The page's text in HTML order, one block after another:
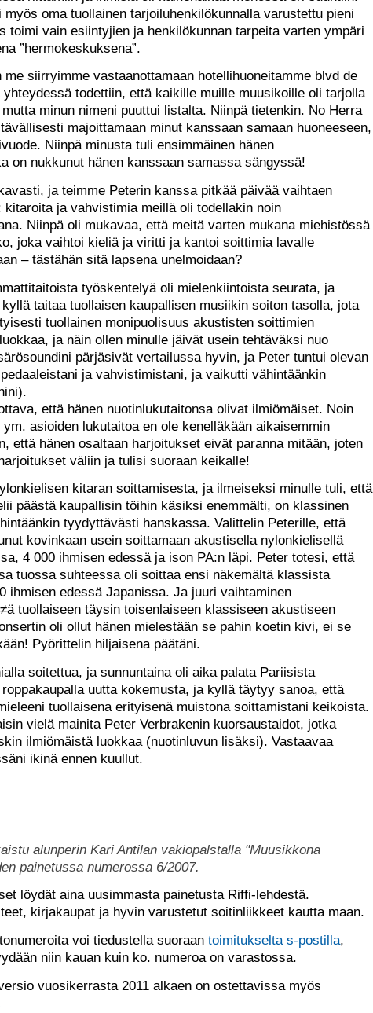
myös oma tuollainen tarjoiluhenkilökunnalla varustettu pieni
toimi vain esiintyjien ja henkilökunnan tarpeita varten ympäri
”hermokeskuksena”.
me siirryimme vastaanottamaan hotellihuoneitamme blvd de
todettiin, että kaikille muille muusikoille oli tarjolla
minun nimeni puuttui listalta. Niinpä tietenkin. No Herra
majoittamaan minut kanssaan samaan huoneeseen,
Niinpä minusta tuli ensimmäinen hänen
on nukkunut hänen kanssaan samassa sängyssä!
ja teimme Peterin kanssa pitkää päivää vaihtaen
ja vahvistimia meillä oli todellakin noin
Niinpä oli mukavaa, että meitä varten mukana miehistössä
joka vaihtoi kieliä ja viritti ja kantoi soittimia lavalle
– tästähän sitä lapsena unelmoidaan?
työskentelyä oli mielenkiintoista seurata, ja
taitaa tuollaisen kaupallisen musiikin soiton tasolla, jota
tuollainen monipuolisuus akustisten soittimien
ja näin ollen minulle jäivät usein tehtäväksi nuo
pärjäsivät vertailussa hyvin, ja Peter tuntui olevan
ja vahvistimistani, ja vaikutti vähintäänkin
että hänen nuotinlukutaitonsa olivat ilmiömäiset. Noin
asioiden lukutaitoa en ole kenelläkään aikaisemmin
että hänen osaltaan harjoitukset eivät paranna mitään, joten
väliin ja tulisi suoraan keikalle!
kitaran soittamisesta, ja ilmeiseksi minulle tuli, että
päästä kaupallisin töihin käsiksi enemmälti, on klassinen
tyydyttävästi hanskassa. Valittelin Peterille, että
kovinkaan usein soittamaan akustisella nylonkielisellä
4 000 ihmisen edessä ja ison PA:n läpi. Peter totesi, että
tuossa suhteessa oli soittaa ensi näkemältä klassista
ihmisen edessä Japanissa. Ja juuri vaihtaminen
tuollaiseen täysin toisenlaiseen klassiseen akustiseen
oli ollut hänen mielestään se pahin koetin kivi, ei se
Pyörittelin hiljaisena päätäni.
soitettua, ja sunnuntaina oli aika palata Pariisista
uutta kokemusta, ja kyllä täytyy sanoa, että
tuollaisena erityisenä muistona soittamistani keikoista.
vielä mainita Peter Verbrakenin kuorsaustaidot, jotka
ilmiömäistä luokkaa (nuotinluvun lisäksi). Vastaavaa
ikinä ennen kuullut.
alunperin Kari Antilan vakiopalstalla "Muusikkona
painetussa numerossa 6/2007.
löydät aina uusimmasta painetusta Riffi-lehdestä.
kirjakaupat ja hyvin varustetut soitinliikkeet kautta maan.
voi tiedustella suoraan toimitukselta s-postilla,
niin kauan kuin ko. numeroa on varastossa.
vuosikerrasta 2011 alkaen on ostettavissa myös